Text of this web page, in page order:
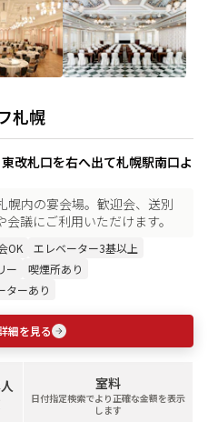
札幌
改札口を右へ出て札幌駅南口よ
幌内の宴会場。歓迎会、送別
議にご利用いただけます。
OK
エレベーター3基以上
ー
喫煙所あり
ターあり
細を見る
室料
日付指定検索でより正確な金額を表示
します